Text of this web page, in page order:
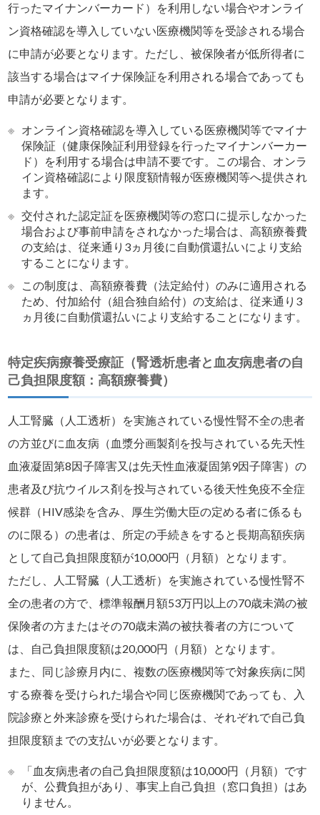
行ったマイナンバーカード）を利用しない場合やオンライ
ン資格確認を導入していない医療機関等を受診される場合
に申請が必要となります。ただし、被保険者が低所得者に
該当する場合はマイナ保険証を利用される場合であっても
申請が必要となります。
※ オンライン資格確認を導入している医療機関等でマイナ
保険証（健康保険証利用登録を行ったマイナンバーカー
ド）を利用する場合は申請不要です。この場合、オンラ
イン資格確認により限度額情報が医療機関等へ提供され
ます。
※ 交付された認定証を医療機関等の窓口に提示しなかった
場合および事前申請をされなかった場合は、高額療養費
の支給は、従来通り3ヵ月後に自動償還払いにより支給
することになります。
※
この制度は、高額療養費（法定給付）のみに適用される
ため、付加給付（組合独自給付）の支給は、従来通り3
ヵ月後に自動償還払いにより支給することになります。
特定疾病療養受療証（腎透析患者と血友病患者の自
己負担限度額：高額療養費）
人工腎臓（人工透析）を実施されている慢性腎不全の患者
の方並びに血友病（血漿分画製剤を投与されている先天性
血液凝固第8因子障害又は先天性血液凝固第9因子障害）の
患者及び抗ウイルス剤を投与されている後天性免疫不全症
候群（HIV感染を含み、厚生労働大臣の定める者に係るも
のに限る）の患者は、所定の手続きをすると長期高額疾病
として自己負担限度額が10,000円（月額）となります。
ただし、人工腎臓（人工透析）を実施されている慢性腎不
全の患者の方で、標準報酬月額53万円以上の70歳未満の被
保険者の方またはその70歳未満の被扶養者の方について
は、自己負担限度額は20,000円（月額）となります。
また、同じ診療月内に、複数の医療機関等で対象疾病に関
する療養を受けられた場合や同じ医療機関であっても、入
院診療と外来診療を受けられた場合は、それぞれで自己負
担限度額までの支払いが必要となります。
※
「血友病患者の自己負担限度額は10,000円（月額）です
が、公費負担があり、事実上自己負担（窓口負担）はあ
りません。